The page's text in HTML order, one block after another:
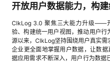
开放用户数据能力，构
ClkLog 3.0 聚焦三大能力升级——
验、构建统一用户视图，推动用户
源以来，ClkLog坚持围绕用户真实
企业更全面地掌握用户数据，让数
据应用需求不断深入，用户行为数据